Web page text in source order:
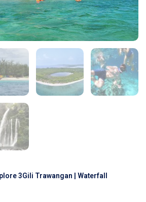
3Gili Trawangan | Waterfall